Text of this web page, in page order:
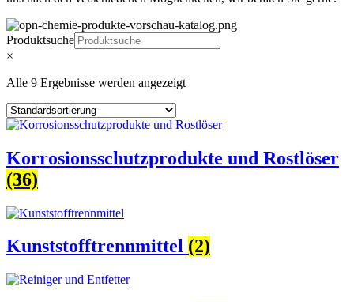
Produktsuche
×
Alle 9 Ergebnisse werden angezeigt
Korrosionsschutzprodukte und Rostlöser
(36)
Kunststofftrennmittel (2)